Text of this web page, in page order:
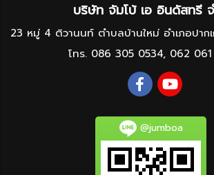
บริษัท จัมโบ้ เอ อินดัสทรี
23 หมู่ 4 ติวานนท์ ตำบลบ้านใหม่ อำเภอปาก
โทร. 086 305 0534, 062
@jumboa